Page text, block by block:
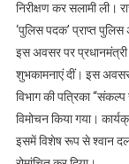
निरीक्षण कर सलामी ली।
‘पुलिस पदक’ प्राप्त पुलिस
इस अवसर पर प्रधानमंत्री
शुभकामनाएं दीं। इस अवसर
विभाग की पत्रिका
विमोचन किया गया।
इसमें विशेष रूप से श्वान दल